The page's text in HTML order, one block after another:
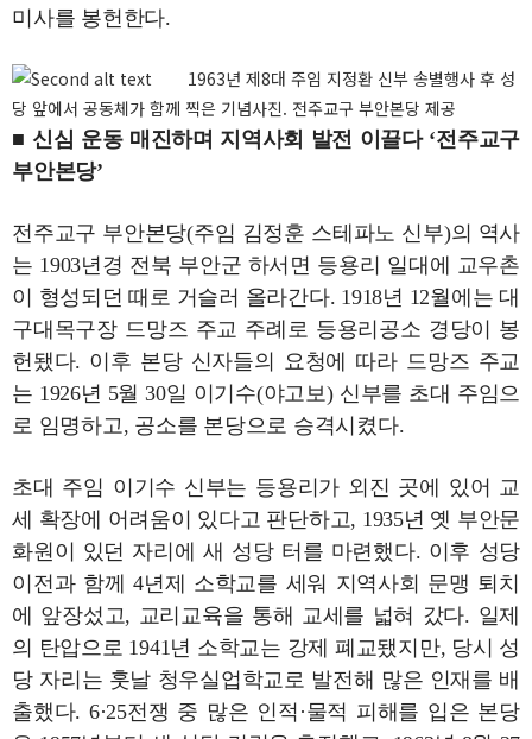
미사를 봉헌한다.
1963년 제8대 주임 지정환 신부 송별행사 후 성
당 앞에서 공동체가 함께 찍은 기념사진. 전주교구 부안본당 제공
■ 신심 운동 매진하며 지역사회 발전 이끌다 ‘전주교구
부안본당’
전주교구 부안본당(주임 김정훈 스테파노 신부)의 역사
는 1903년경 전북 부안군 하서면 등용리 일대에 교우촌
이 형성되던 때로 거슬러 올라간다. 1918년 12월에는 대
구대목구장 드망즈 주교 주례로 등용리공소 경당이 봉
헌됐다. 이후 본당 신자들의 요청에 따라 드망즈 주교
는 1926년 5월 30일 이기수(야고보) 신부를 초대 주임으
로 임명하고, 공소를 본당으로 승격시켰다.
초대 주임 이기수 신부는 등용리가 외진 곳에 있어 교
세 확장에 어려움이 있다고 판단하고, 1935년 옛 부안문
화원이 있던 자리에 새 성당 터를 마련했다. 이후 성당
이전과 함께 4년제 소학교를 세워 지역사회 문맹 퇴치
에 앞장섰고, 교리교육을 통해 교세를 넓혀 갔다. 일제
의 탄압으로 1941년 소학교는 강제 폐교됐지만, 당시 성
당 자리는 훗날 청우실업학교로 발전해 많은 인재를 배
출했다. 6·25전쟁 중 많은 인적·물적 피해를 입은 본당